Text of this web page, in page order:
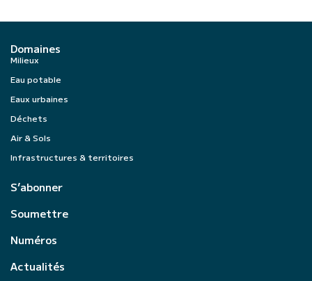
Domaines
Milieux
Eau potable
Eaux urbaines
Déchets
Air & Sols
Infrastructures & territoires
S’abonner
Soumettre
Numéros
Actualités